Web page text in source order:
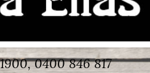
0400 846 817